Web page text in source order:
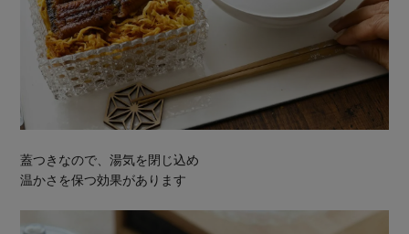
蓋つきなので、湯気を閉じ込め
温かさを保つ効果があります